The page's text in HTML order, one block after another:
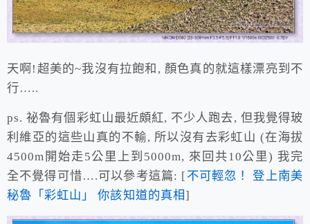
天啊!超美的~我沒有拉飽和, 顏色真的就這樣漂亮到不
行…..
ps. 祕魯有個彩虹山最近頗紅, 不少人跑去, 但我覺得玻
利維亞的這些山真的不輸, 所以沒有去彩虹山 (在海拔
4500m開始走5公里上到5000m, 來回共10公里) 我完
全不覺得可惜….可以參考這篇: [ 不可輕忽！ 登上南美
秘魯「彩虹山」 你該知道的真相]